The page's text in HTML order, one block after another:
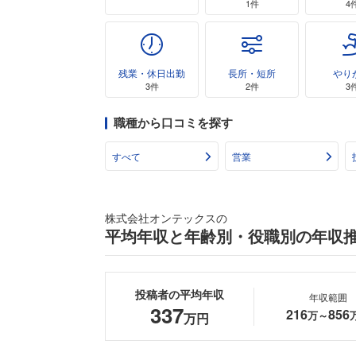
1件 4
残業・休日出勤
3件
長所・短所
2件
やり
3
職種から口コミを探す
すべて 営業
株式会社オンテックスの
平均年収と年齢別・役職別の年収
投稿者の平均年収
337万円
年収範囲
216万～856